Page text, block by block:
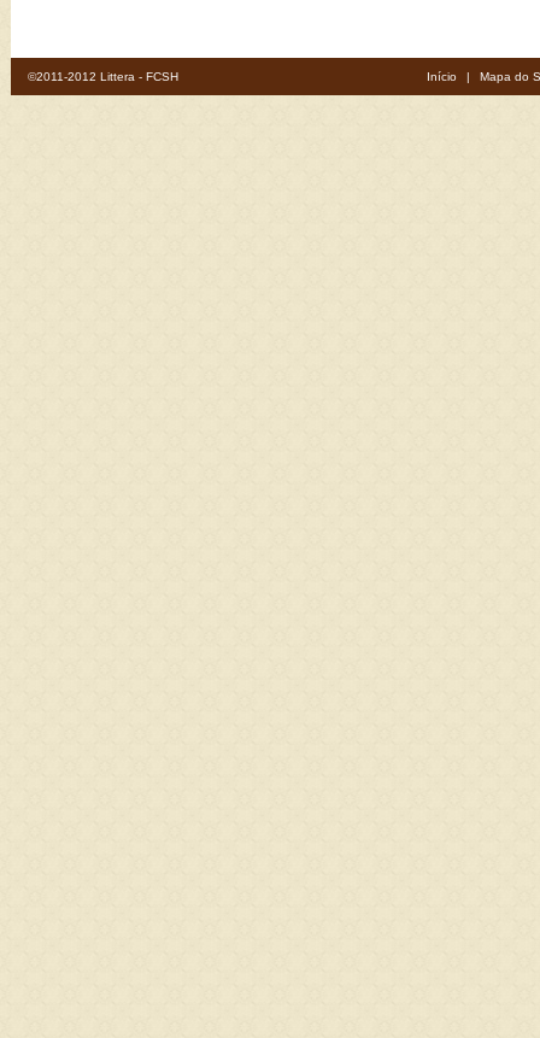
©2011-2012 Littera - FCSH Início | Mapa do